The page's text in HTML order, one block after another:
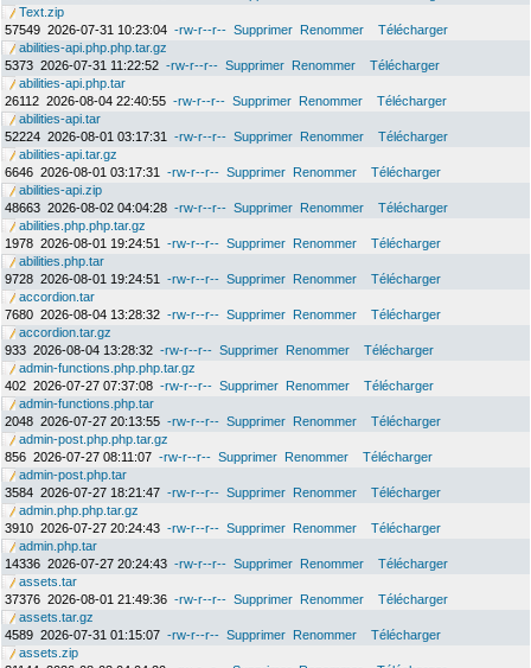
Text.zip
57549 2026-07-31 10:23:04 -rw-r--r-- Supprimer Renommer
Télécharger
abilities-api.php.php.tar.gz
5373 2026-07-31 11:22:52 -rw-r--r-- Supprimer Renommer
Télécharger
abilities-api.php.tar
26112 2026-08-04 22:40:55 -rw-r--r-- Supprimer Renommer
Télécharger
abilities-api.tar
52224 2026-08-01 03:17:31 -rw-r--r-- Supprimer Renommer
Télécharger
abilities-api.tar.gz
6646 2026-08-01 03:17:31 -rw-r--r-- Supprimer Renommer
Télécharger
abilities-api.zip
48663 2026-08-02 04:04:28 -rw-r--r-- Supprimer Renommer
Télécharger
abilities.php.php.tar.gz
1978 2026-08-01 19:24:51 -rw-r--r-- Supprimer Renommer
Télécharger
abilities.php.tar
9728 2026-08-01 19:24:51 -rw-r--r-- Supprimer Renommer
Télécharger
accordion.tar
7680 2026-08-04 13:28:32 -rw-r--r-- Supprimer Renommer
Télécharger
accordion.tar.gz
933 2026-08-04 13:28:32 -rw-r--r-- Supprimer Renommer
Télécharger
admin-functions.php.php.tar.gz
402 2026-07-27 07:37:08 -rw-r--r-- Supprimer Renommer
Télécharger
admin-functions.php.tar
2048 2026-07-27 20:13:55 -rw-r--r-- Supprimer Renommer
Télécharger
admin-post.php.php.tar.gz
856 2026-07-27 08:11:07 -rw-r--r-- Supprimer Renommer
Télécharger
admin-post.php.tar
3584 2026-07-27 18:21:47 -rw-r--r-- Supprimer Renommer
Télécharger
admin.php.php.tar.gz
3910 2026-07-27 20:24:43 -rw-r--r-- Supprimer Renommer
Télécharger
admin.php.tar
14336 2026-07-27 20:24:43 -rw-r--r-- Supprimer Renommer
Télécharger
assets.tar
37376 2026-08-01 21:49:36 -rw-r--r-- Supprimer Renommer
Télécharger
assets.tar.gz
4589 2026-07-31 01:15:07 -rw-r--r-- Supprimer Renommer
Télécharger
assets.zip